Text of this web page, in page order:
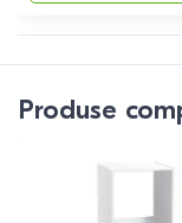
Produse